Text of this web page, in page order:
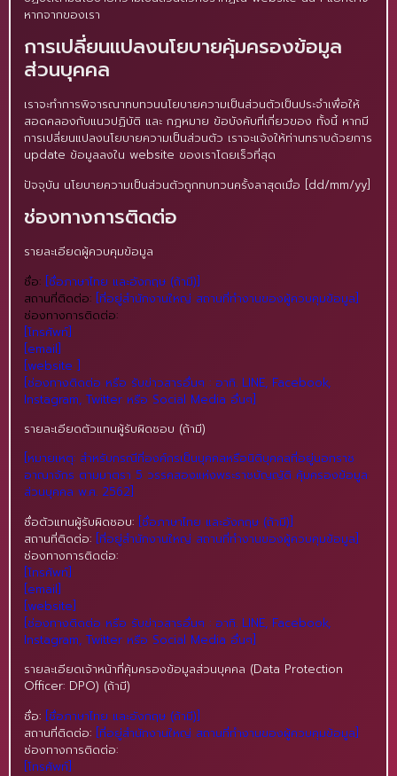
หากจากของเรา
การเปลี่ยนแปลงนโยบายคุ้มครองข้อมูล
ส่วนบุคคล
เราจะทำการพิจารณาทบทวนนโยบายความเป็นส่วนตัวเป็นประจำเพื่อให้
สอดคลองกับแนวปฏิบัติ และ กฎหมาย ข้อบังคับที่เกี่ยวของ ทั้งนี้ หากมี
การเปลี่ยนแปลงนโยบายความเป็นส่วนตัว เราจะแจ้งให้ท่านทราบด้วยการ
update ข้อมูลลงใน website ของเราโดยเร็วที่สุด
ปัจจุบัน นโยบายความเป็นส่วนตัวถูกทบทวนครั้งลาสุดเมื่อ [dd/mm/yy]
ช่องทางการติดต่อ
รายละเอียดผู้ควบคุมข้อมูล
ชื่อ: [ชื่อภาษาไทย และอังกฤษ (ถ้ามี)]
สถานที่ติดต่อ: [ที่อยู่สำนักงานใหญ่ สถานที่ทำงานของผู้ควบคุมข้อมูล]
ช่องทางการติดต่อ:
[โทรศัพท์]
[email]
[website ]
[ช่องทางติดต่อ หรือ รับข่าวสารอื่นๆ : อาทิ. LINE, Facebook,
Instagram, Twitter หรือ Social Media อื่นๆ]
รายละเอียดตัวแทนผู้รับผิดชอบ (ถ้ามี)
[หมายเหตุ: สำหรับกรณีที่องค์กรเป็นบุคคลหรือนิติบุคคลที่อยู่นอกราช
อาณาจักร ตามมาตรา 5 วรรคสองแห่งพระราชบัญญัติ คุ้มครองข้อมูล
ส่วนบุคคล พ.ศ. 2562]
ชื่อตัวแทนผู้รับผิดชอบ: [ชื่อภาษาไทย และอังกฤษ (ถ้ามี)]
สถานที่ติดต่อ: [ที่อยู่สำนักงานใหญ่ สถานที่ทำงานของผู้ควบคุมข้อมูล]
ช่องทางการติดต่อ:
[โทรศัพท์]
[email]
[website]
[ช่องทางติดต่อ หรือ รับข่าวสารอื่นๆ : อาทิ. LINE, Facebook,
Instagram, Twitter หรือ Social Media อื่นๆ]
รายละเอียดเจ้าหน้าที่คุ้มครองข้อมูลส่วนบุคคล (Data Protection
Officer: DPO) (ถ้ามี)
ชื่อ: [ชื่อภาษาไทย และอังกฤษ (ถ้ามี)]
สถานที่ติดต่อ: [ที่อยู่สำนักงานใหญ่ สถานที่ทำงานของผู้ควบคุมข้อมูล]
ช่องทางการติดต่อ:
[โทรศัพท์]